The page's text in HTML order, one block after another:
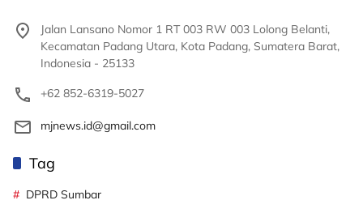
Jalan Lansano Nomor 1 RT 003 RW 003 Lolong Belanti,
Kecamatan Padang Utara, Kota Padang, Sumatera Barat,
Indonesia - 25133
+62 852-6319-5027
mjnews.id@gmail.com
Tag
DPRD Sumbar